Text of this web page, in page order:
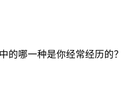
的哪一种是你经常经历的？